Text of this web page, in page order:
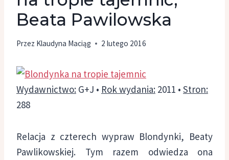
Beata Pawilowska
Przez Klaudyna Maciąg 2 lutego 2016
Wydawnictwo: G+J • Rok wydania: 2011 • Stron:
288
Relacja z czterech wypraw Blondynki, Beaty
Pawlikowskiej. Tym razem odwiedza ona